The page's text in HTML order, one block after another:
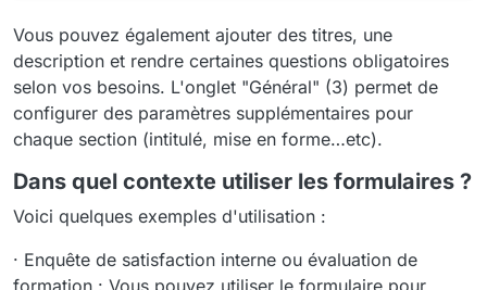
Vous pouvez également ajouter des titres, une
description et rendre certaines questions obligatoires
selon vos besoins. L'onglet "Général" (3) permet de
configurer des paramètres supplémentaires pour
chaque section (intitulé, mise en forme…etc).
Dans quel contexte utiliser les formulaires ?
Voici quelques exemples d'utilisation :
· Enquête de satisfaction interne ou évaluation de
formation : Vous pouvez utiliser le formulaire pour